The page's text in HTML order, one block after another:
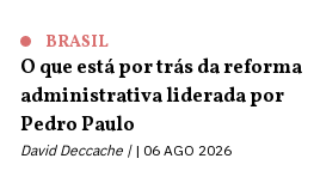
BRASIL
O que está por trás da reforma
administrativa liderada por
Pedro Paulo
David Deccache | 06 AGO 2026